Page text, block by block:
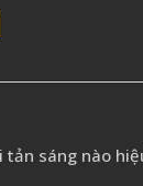
tản sáng nào